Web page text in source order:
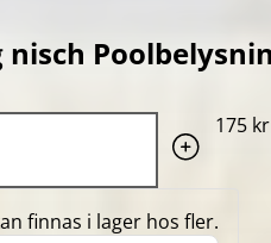
175 kr
finnas i lager hos fler.